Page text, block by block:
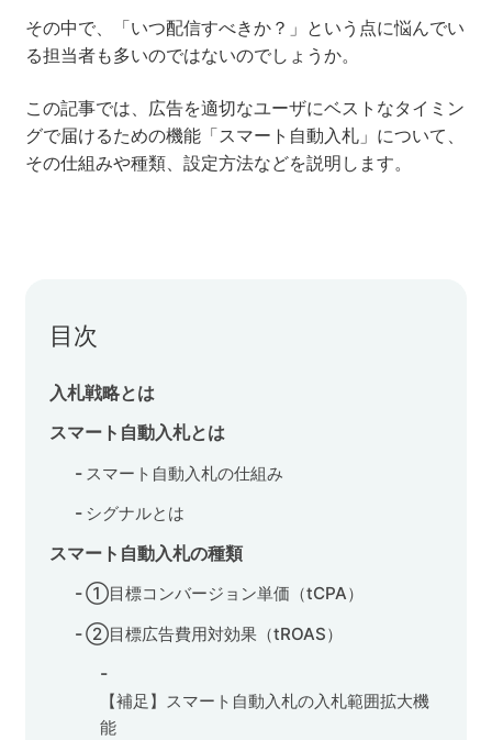
実績・事例
セミナー
プライバシーポリシー
その中で、「いつ配信すべきか？」という点に悩んでい
る担当者も多いのではないのでしょうか。
この記事では、広告を適切なユーザにベストなタイミン
グで届けるための機能「スマート自動入札」について、
その仕組みや種類、設定方法などを説明します。
目次
入札戦略とは
スマート自動入札とは
スマート自動入札の仕組み
シグナルとは
スマート自動入札の種類
①目標コンバージョン単価（tCPA）
②目標広告費用対効果（tROAS）
【補足】スマート自動入札の入札範囲拡大機
能